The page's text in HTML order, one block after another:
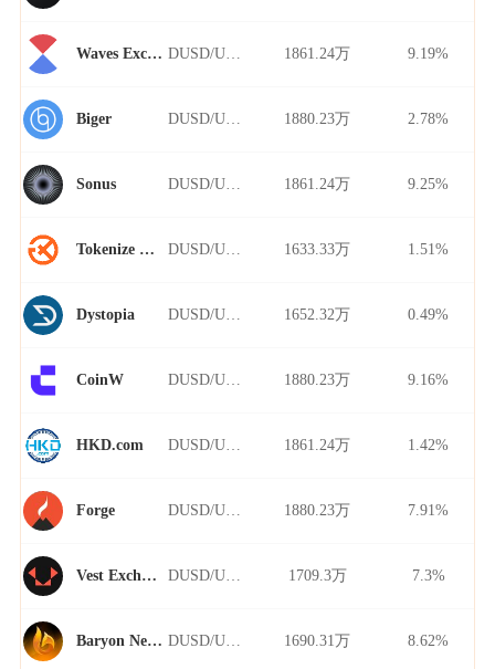
Waves Exchange 1861.24万 9.19%
Biger 1880.23万 2.78%
Sonus 1861.24万 9.25%
Tokenize Xchange 1633.33万 1.51%
Dystopia 1652.32万 0.49%
CoinW 1880.23万 9.16%
HKD.com 1861.24万 1.42%
Forge 1880.23万 7.91%
Vest Exchange 1709.3万 7.3%
Baryon Network 1690.31万 8.62%